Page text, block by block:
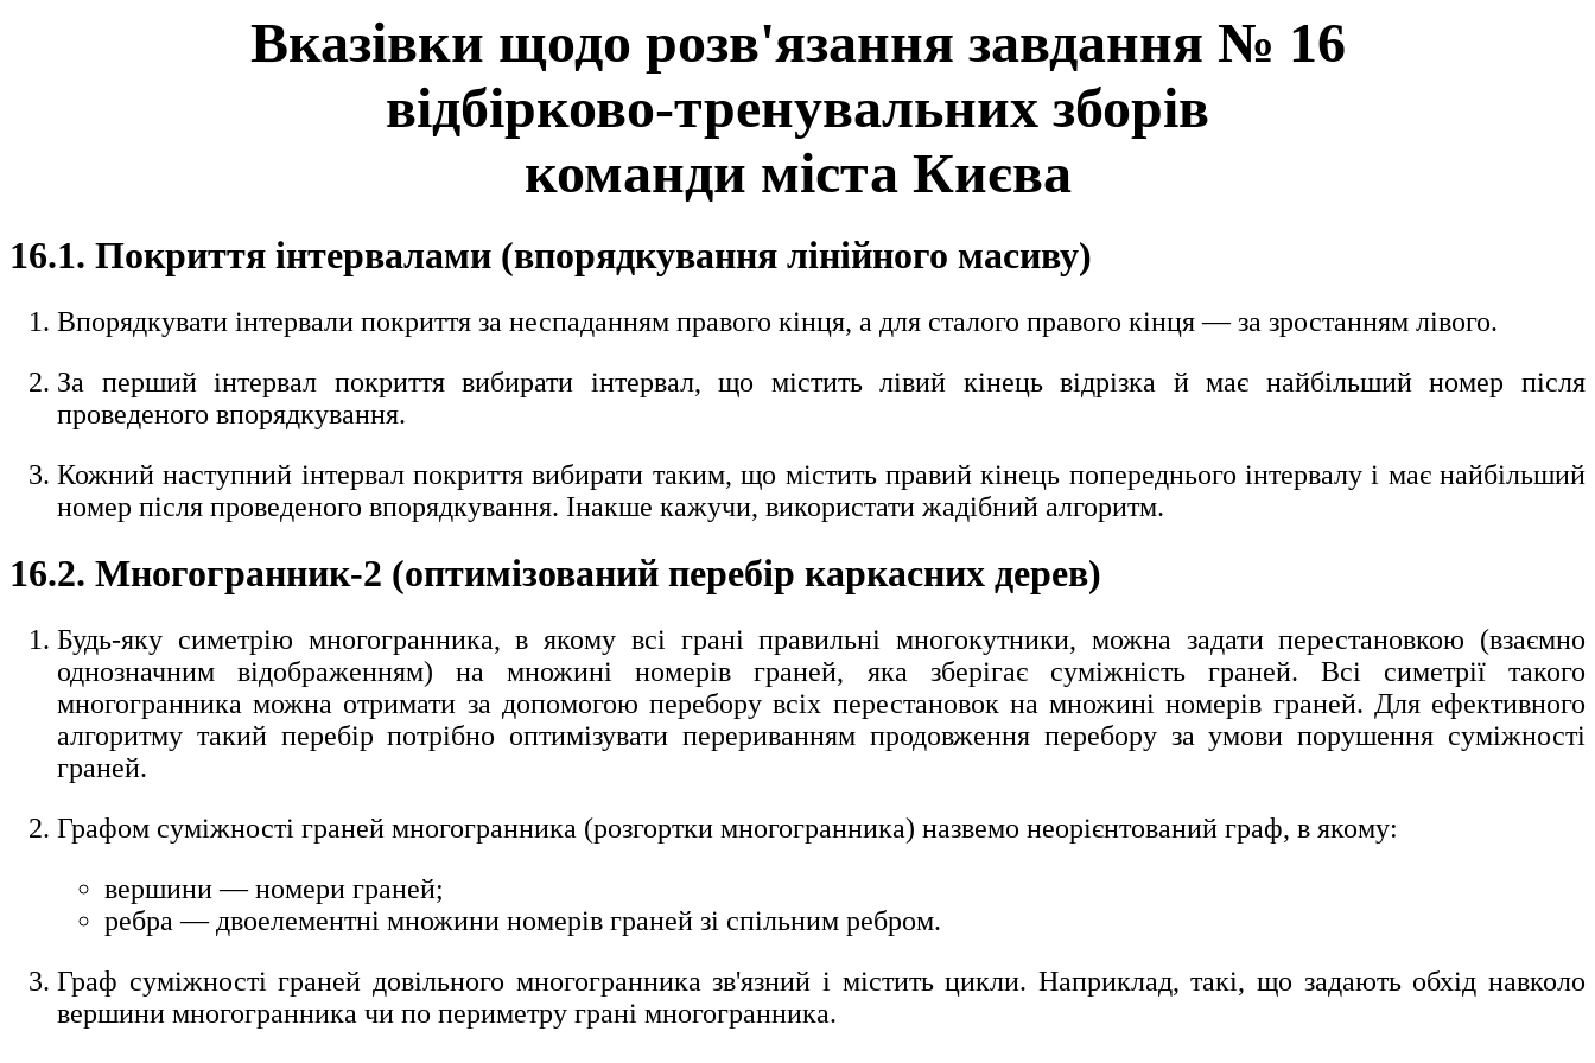
Вказівки щодо розв'язання завдання № 16
відбірково-тренувальних зборів
команди міста Києва
16.1. Покриття iнтервалами (впорядкування лінійного масиву)
Впорядкувати інтервали покриття за неспаданням правого кінця, а для сталого правого кінця — за зростанням лівого.
За перший інтервал покриття вибирати інтервал, що містить лівий кінець відрізка й має найбільший номер після
проведеного впорядкування.
Кожний наступний інтервал покриття вибирати таким, що містить правий кінець попереднього інтервалу і має найбільший
номер після проведеного впорядкування. Інакше кажучи, використати жадібний алгоритм.
16.2. Многогранник-2 (оптимізований перебір каркасних дерев)
Будь-яку симетрію многогранника, в якому всі грані правильні многокутники, можна задати перестановкою (взаємно
однозначним відображенням) на множині номерів граней, яка зберігає суміжність граней. Всі симетрії такого
многогранника можна отримати за допомогою перебору всіх перестановок на множині номерів граней. Для ефективного
алгоритму такий перебір потрібно оптимізувати перери­ванням продов­ження перебору за умови порушення суміжності
граней.
Графом суміжності граней многогранника (розгортки многогранника) назвемо неорієнтований граф, в якому:
вершини — номери граней;
ребра — двоелементні множини номерів граней зі спільним ребром.
Граф суміжності граней довільного многогранника зв'язний і містить цикли. Наприклад, такі, що задають обхід навколо
вершини многогранника чи по периметру грані многогранника.